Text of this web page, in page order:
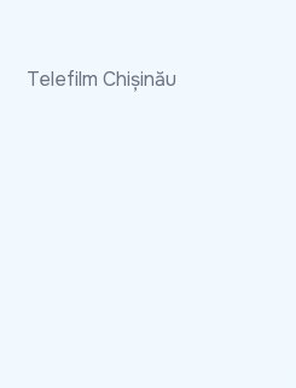
Telefilm Chișinău